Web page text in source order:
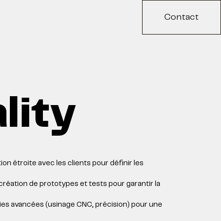
Contact
étroite avec les clients pour définir les
de prototypes et tests pour garantir la
avancées (usinage CNC, précision) pour une